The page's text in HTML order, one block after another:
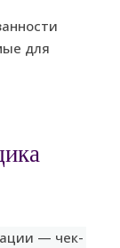
для
— чек-